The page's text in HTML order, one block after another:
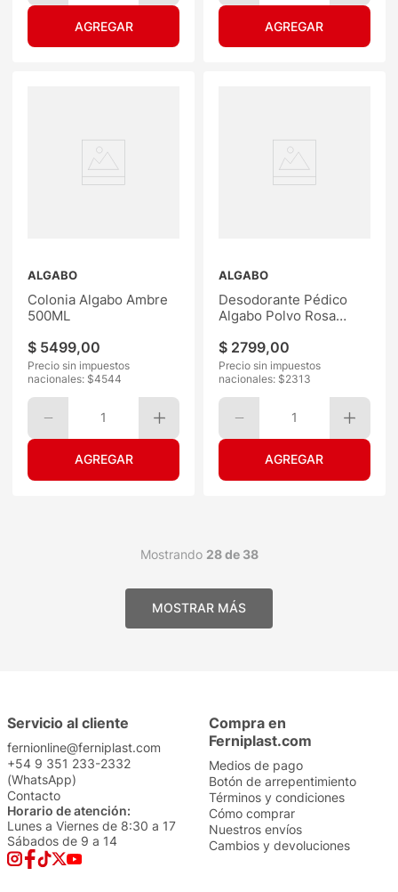
ALGABO
Colonia Algabo Ambre
500ML
$ 5499,00
Precio sin impuestos
nacionales: $4544
1
ALGABO
Desodorante Pédico
Algabo Polvo Rosa
$ 2799,00
Precio sin impuestos
nacionales: $2313
1
Mostrando 28 de 38
Servicio al cliente
fernionline@ferniplast.com
+54 9 351 233-2332
(WhatsApp)
Contacto
Horario de atención:
Lunes a Viernes de 8:30 a 17
Sábados de 9 a 14
Compra en
Ferniplast.com
Medios de pago
Botón de arrepentimiento
Términos y condiciones
Cómo comprar
Nuestros envíos
Cambios y devoluciones